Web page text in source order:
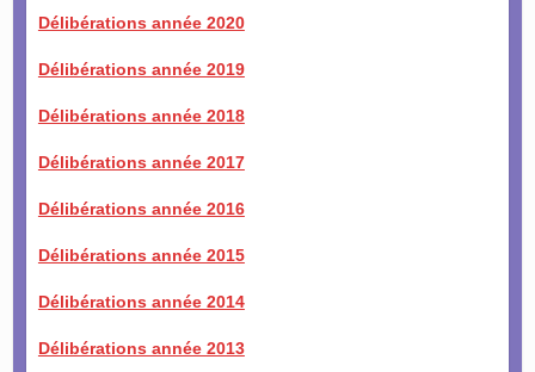
Délibérations année 2020
Délibérations année 2019
Délibérations année 2018
Délibérations année 2017
Délibérations année 2016
Délibérations année 2015
Délibérations année 2014
Délibérations année 2013